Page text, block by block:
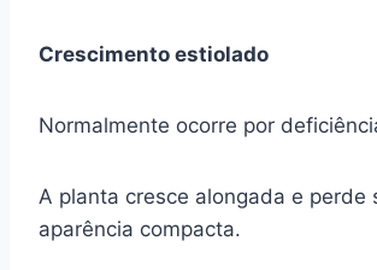
Crescimento estiolado
Normalmente ocorre por
A planta cresce alongada e perde
aparência compacta.